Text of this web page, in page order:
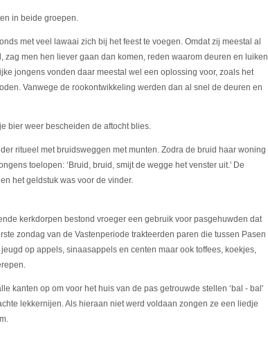
in beide groepen.
met veel lawaai zich bij het feest te voegen. Omdat zij meestal al
zag men hen liever gaan dan komen, reden waarom deuren en luiken
jongens vonden daar meestal wel een oplossing voor, zoals het
Vanwege de rookontwikkeling werden dan al snel de deuren en
bier weer bescheiden de aftocht blies.
ritueel met bruidsweggen met munten. Zodra de bruid haar woning
toelopen: ‘Bruid, bruid, smijt de wegge het venster uit.' De
het geldstuk was voor de vinder.
kerkdorpen bestond vroeger een gebruik voor pasgehuwden dat
zondag van de Vastenperiode trakteerden paren die tussen Pasen
op appels, sinaasappels en centen maar ook toffees, koekjes,
kanten op om voor het huis van de pas getrouwde stellen ‘bal - bal'
lekkernijen. Als hieraan niet werd voldaan zongen ze een liedje